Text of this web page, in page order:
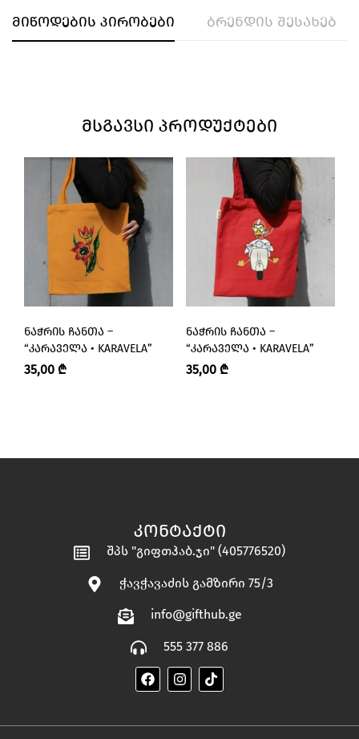
მიწოდების პირობები ბრენდის შესახებ
ᲛᲡᲒᲐᲕᲡᲘ ᲞᲠᲝᲓᲣᲥᲢᲔᲑᲘ
ᲜᲐᲭᲠᲘᲡ ᲩᲐᲜᲗᲐ –
“ᲙᲐᲠᲐᲕᲔᲚᲐ • KARAVELA”
35,00 ₾
ᲜᲐᲭᲠᲘᲡ ᲩᲐᲜᲗᲐ –
“ᲙᲐᲠᲐᲕᲔᲚᲐ • KARAVELA”
35,00 ₾
ᲙᲝᲜᲢᲐᲥᲢᲘ
შპს "გიფთჰაბ.ჯი" (405776520)
ჭავჭავაძის გამზირი 75/3
info@gifthub.ge
555 377 886